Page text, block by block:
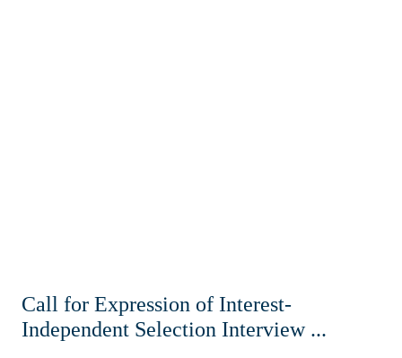
Call for Expression of Interest-
Independent Selection Interview ...